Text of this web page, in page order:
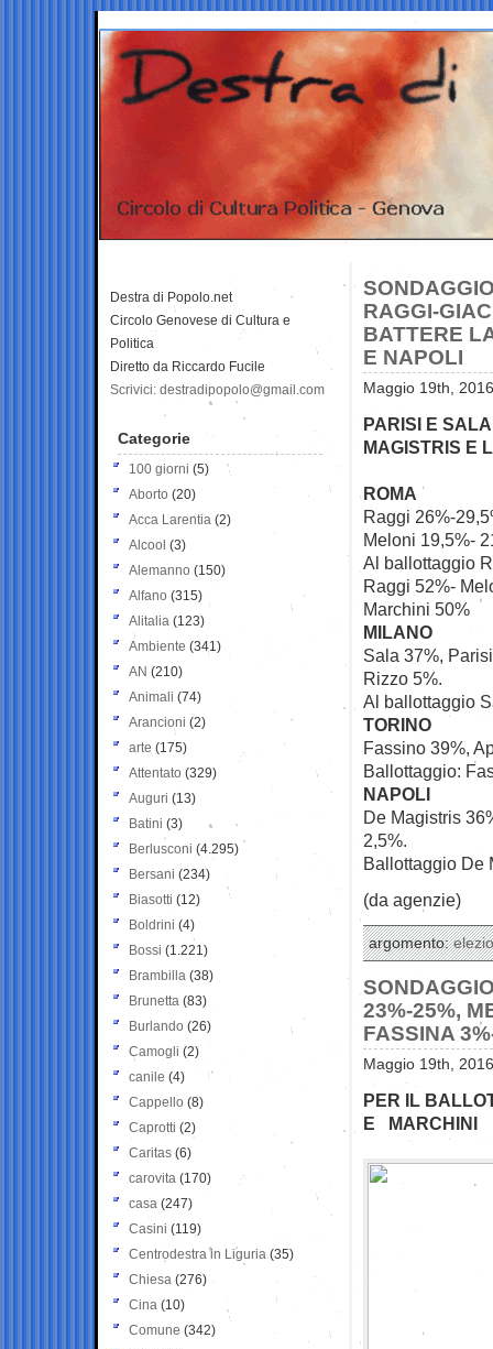
RAGGI-
BATTERE
E NAPOLI
Maggio 19th,
PARISI E
MAGISTRIS E
ROMA
Raggi 26%-
Meloni 19,5%-
Al ballottaggio
Raggi 52%-
Marchini 50%
MILANO
Sala 37%,
Rizzo 5%.
Al ballottaggio
TORINO
Fassino 39%,
Ballottaggio:
NAPOLI
De Magistris
2,5%.
Ballottaggio De
(da agenzie)
argomento:
23%-25%,
FASSINA
Maggio 19th,
PER IL
E MARCHINI
Destra di Popolo.net
Circolo Genovese di Cultura e
Politica
Diretto da Riccardo Fucile
Scrivici: destradipopolo@gmail.com
Categorie
100 giorni (5)
Aborto (20)
Acca Larentia (2)
Alcool (3)
Alemanno (150)
Alfano (315)
Alitalia (123)
Ambiente (341)
AN (210)
Animali (74)
Arancioni (2)
arte (175)
Attentato (329)
Auguri (13)
Batini (3)
Berlusconi (4.295)
Bersani (234)
Biasotti (12)
Boldrini (4)
Bossi (1.221)
Brambilla (38)
Brunetta (83)
Burlando (26)
Camogli (2)
canile (4)
Cappello (8)
Caprotti (2)
Caritas (6)
carovita (170)
casa (247)
Casini (119)
Centrodestra in Liguria (35)
Chiesa (276)
Cina (10)
Comune (342)